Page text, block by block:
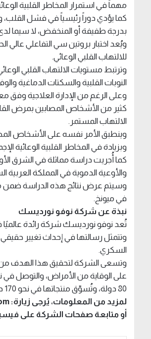
مهماً في استمرار المخاطر القلبية
كما يؤدي دوراً رئيسياً في فشل
بدرجة طفيفة أو المنخفض، لا سيما
للالتهاب القلبي الوعائي.
النوبات القلبية والسكتات الدماغية
وعلى الرغم من الإدارة العلاجية وفق
كثير من الأشخاص المصابين بمرض
الالتهاب المستمر.
وينطبق الأمر نفسه على الأشخاص
وبزيادة في المخاطر القلبية الوعائية
كما أُجريت دراسة مماثلة في الشرق
والأوعية الدموية في المملكة العربية
في ميونخ.
نبذة عن شركة نوفو نورديسك
تُعد نوفو نورديسك شركة رائدة عالميًا في مجال الرعاية
وتتمثل رسالتها في إحداث تغيير
السكري.
وتسعى الشركة لتحقيق هذا الهدف من
80 دولة، وتُسوّق منتجاتها في نحو 170 دولة حول العالم.
لمزيد من المعلومات، يُرجى زيارة: novonordisk.com
أو متابعة صفحات الشركة على